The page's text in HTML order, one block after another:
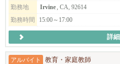
主な業務内容は、ダンスレッスン
ュニケーション、イベントや発表
レッスン経験がある方はもちろん
たちに関わるお仕事にチャレンジ
勤務地
Irvine, CA, 92614
勤務時間
15:00～17:00
詳細
アルバイト 教育・家庭教師